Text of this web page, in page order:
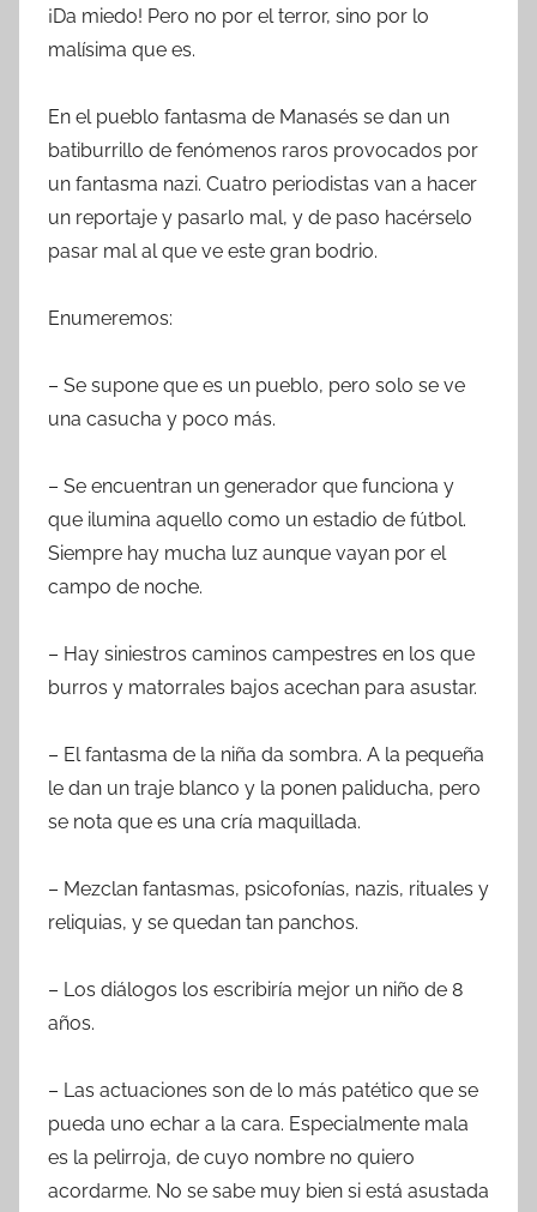
¡Da miedo! Pero no por el terror, sino por lo
malísima que es.
En el pueblo fantasma de Manasés se dan un
batiburrillo de fenómenos raros provocados por
un fantasma nazi. Cuatro periodistas van a hacer
un reportaje y pasarlo mal, y de paso hacérselo
pasar mal al que ve este gran bodrio.
Enumeremos:
– Se supone que es un pueblo, pero solo se ve
una casucha y poco más.
– Se encuentran un generador que funciona y
que ilumina aquello como un estadio de fútbol.
Siempre hay mucha luz aunque vayan por el
campo de noche.
– Hay siniestros caminos campestres en los que
burros y matorrales bajos acechan para asustar.
– El fantasma de la niña da sombra. A la pequeña
le dan un traje blanco y la ponen paliducha, pero
se nota que es una cría maquillada.
– Mezclan fantasmas, psicofonías, nazis, rituales y
reliquias, y se quedan tan panchos.
– Los diálogos los escribiría mejor un niño de 8
años.
– Las actuaciones son de lo más patético que se
pueda uno echar a la cara. Especialmente mala
es la pelirroja, de cuyo nombre no quiero
acordarme. No se sabe muy bien si está asustada